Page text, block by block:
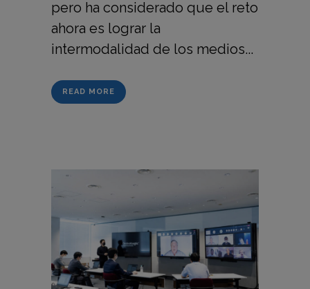
pero ha considerado que el reto
ahora es lograr la
intermodalidad de los medios...
READ MORE